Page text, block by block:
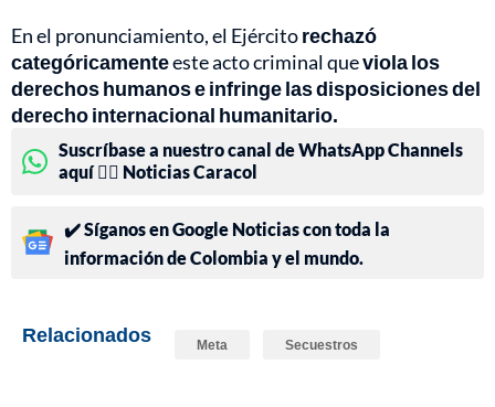
En el pronunciamiento, el Ejércitorechazó
categóricamenteeste acto criminal queviola los
derechos humanos e infringe las disposiciones del
derecho internacional humanitario.
Suscríbase a nuestro canal de WhatsApp Channels
aquí 👉🏻 Noticias Caracol
✔️ Síganos en Google Noticias con toda la
información de Colombia y el mundo.
Relacionados Meta Secuestros